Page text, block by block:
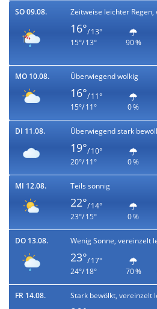
SO 09.08. Zeitweise leichter
16°/ 13°
15°/ 13°
90 %
MO 10.08. Überwiegend wolkig
16°/ 11°
15°/ 11°
0 %
DI 11.08. Überwiegend stark
19°/ 10°
20°/ 11°
0 %
MI 12.08. Teils sonnig
22°/ 14°
23°/ 15°
0 %
DO 13.08. Wenig Sonne, vereinzelt
23°/ 17°
24°/ 18°
70 %
FR 14.08. Stark bewölkt, vereinzelt